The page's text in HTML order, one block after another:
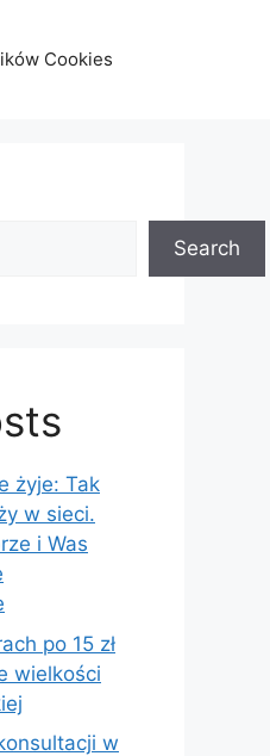
Cookies
Search
żyje: Tak
w sieci.
i Was
po 15 zł
wielkości
w